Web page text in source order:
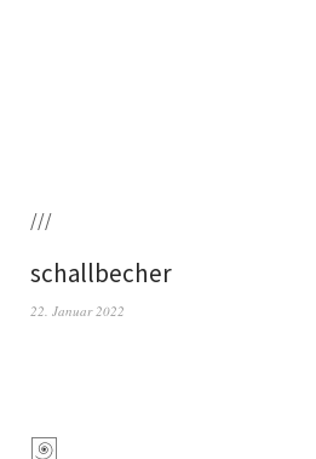
///
schallbecher
22. Januar 2022